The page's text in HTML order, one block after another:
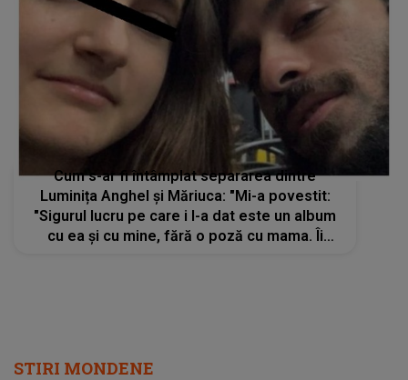
Cum s-ar fi întâmplat separarea dintre
Luminița Anghel și Măriuca: "Mi-a povestit:
"Sigurul lucru pe care i l-a dat este un album
cu ea și cu mine, fără o poză cu mama. Îi
STIRI MONDENE